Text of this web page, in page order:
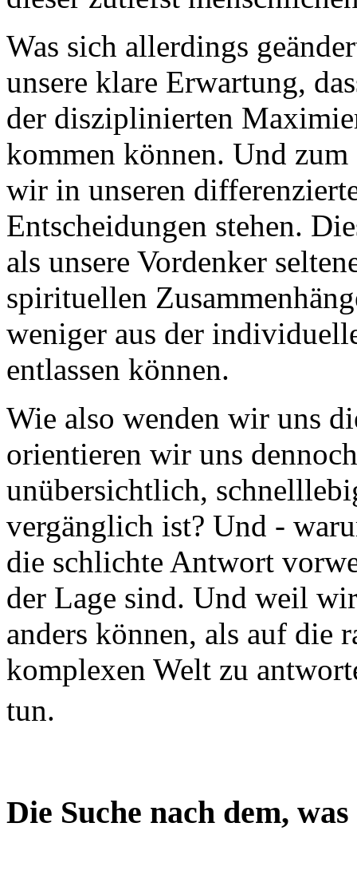
Was sich allerdings
unsere klare Erwartung,
der disziplinierten
kommen können. Und
wir in unseren
Entscheidungen stehen.
als unsere Vordenker
spirituellen
weniger aus der
entlassen können.
Wie also wenden wir uns
orientieren wir uns
unübersichtlich,
vergänglich ist? Und -
die schlichte Antwort
der Lage sind. Und weil
anders können, als auf die
komplexen Welt zu
tun.
Die Suche nach dem,